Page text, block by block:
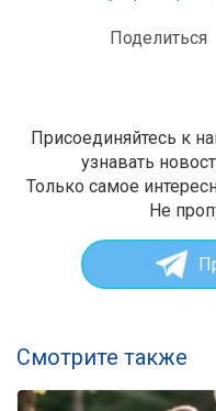
Поделиться
Присоединяйтесь к
узнавать
Только самое
Не
Смотрите также